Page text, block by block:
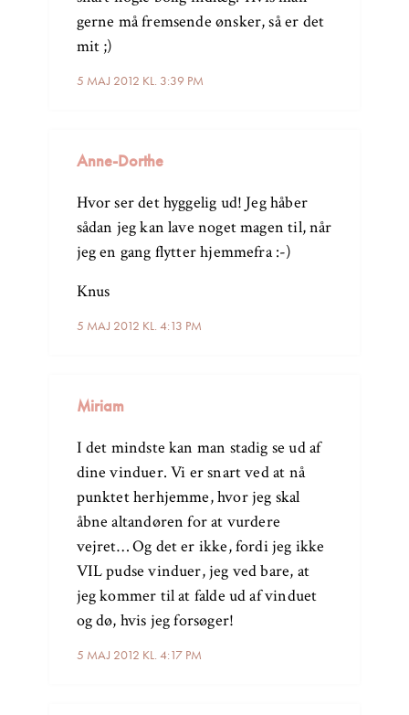
5 MAJ 2012 KL. 3:39 PM
gerne må fremsende ønsker, så er det
mit ;)
Anne-Dorthe
5 MAJ 2012 KL. 4:13 PM
Hvor ser det hyggelig ud! Jeg håber
sådan jeg kan lave noget magen til, når
jeg en gang flytter hjemmefra :-)
Knus
Miriam
5 MAJ 2012 KL. 4:17 PM
I det mindste kan man stadig se ud af
dine vinduer. Vi er snart ved at nå
punktet herhjemme, hvor jeg skal
åbne altandøren for at vurdere
vejret… Og det er ikke, fordi jeg ikke
VIL pudse vinduer, jeg ved bare, at
jeg kommer til at falde ud af vinduet
og dø, hvis jeg forsøger!